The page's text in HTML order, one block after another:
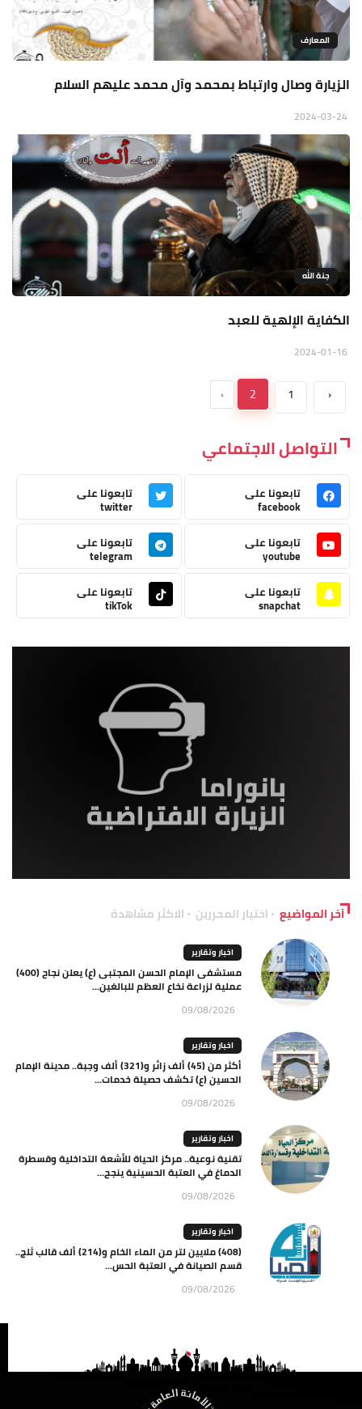
المعارف
الزيارة وصال وارتباط بمحمد وآل محمد عليهم السلام
جنة الله
الكفاية الإلهية للعبد
‹
1
2
›
التواصل الاجتماعي
تابعونا على
facebook
تابعونا على
twitter
تابعونا على
youtube
تابعونا على
telegram
تابعونا على
snapchat
تابعونا على
tikTok
آخر المواضيع اختيار المحررين الاكثر مشاهدة
اخبار وتقارير
مستشفى الإمام الحسن المجتبى (ع) يعلن نجاح (400)
عملية لزراعة نخاع العظم للبالغين...
09/08/2026
اخبار وتقارير
أكثر من (45) ألف زائر و(321) ألف وجبة.. مدينة الإمام
الحسين (ع) تكشف حصيلة خدمات...
09/08/2026
اخبار وتقارير
تقنية نوعية.. مركز الحياة للأشعة التداخلية وقسطرة
الدماغ في العتبة الحسينية ينجح...
09/08/2026
اخبار وتقارير
(408) ملايين لتر من الماء الخام و(214) ألف قالب ثلج..
قسم الصيانة في العتبة الحس...
09/08/2026